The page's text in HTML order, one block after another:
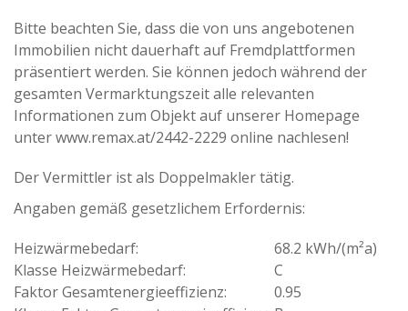
Bitte beachten Sie, dass die von uns angebotenen
Immobilien nicht dauerhaft auf Fremdplattformen
präsentiert werden. Sie können jedoch während der
gesamten Vermarktungszeit alle relevanten
Informationen zum Objekt auf unserer Homepage
unter www.remax.at/2442-2229 online nachlesen!
Der Vermittler ist als Doppelmakler tätig.
Angaben gemäß gesetzlichem Erfordernis:
Heizwärmebedarf:
68.2 kWh/(m²a)
Klasse Heizwärmebedarf:
C
Faktor Gesamtenergieeffizienz:
0.95